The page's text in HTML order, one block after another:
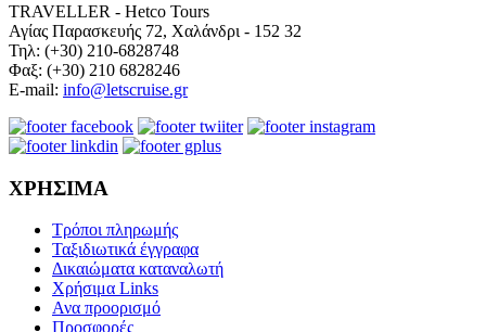
TRAVELLER - Hetco Tours
Αγίας Παρασκευής 72, Χαλάνδρι - 152 32
Τηλ: (+30) 210-6828748
Φαξ: (+30) 210 6828246
E-mail: info@letscruise.gr
ΧΡΗΣΙΜΑ
Τρόποι πληρωμής
Ταξιδιωτικά έγγραφα
Δικαιώματα καταναλωτή
Χρήσιμα Links
Ανα προορισμό
Προσφορές